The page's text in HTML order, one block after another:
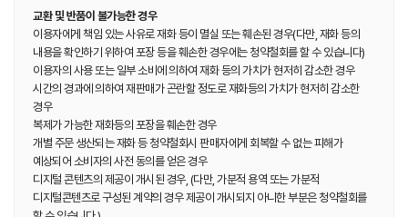
교환 및 반품이 불가능한 경우
이용자에게 책임 있는 사유로 재화 등이 멸실 또는 훼손된 경우(다만, 재화 등의
내용을 확인하기 위하여 포장 등을 훼손한 경우에는 청약철회를 할 수 있습니다)
이용자의 사용 또는 일부 소비에 의하여 재화 등의 가치가 현저히 감소한 경우
시간의 경과에 의하여 재판매가 곤란할 정도로 재화등의 가치가 현저히 감소한
경우
복제가 가능한 재화등의 포장을 훼손한 경우
개별 주문 생산되는 재화 등 청약철회시 판매자에게 회복할 수 없는 피해가
예상되어 소비자의 사전 동의를 얻은 경우
디지털 콘텐츠의 제공이 개시된 경우, (다만, 가분적 용역 또는 가분적
디지털콘텐츠로 구성된 계약의 경우 제공이 개시되지 아니한 부분은 청약철회를